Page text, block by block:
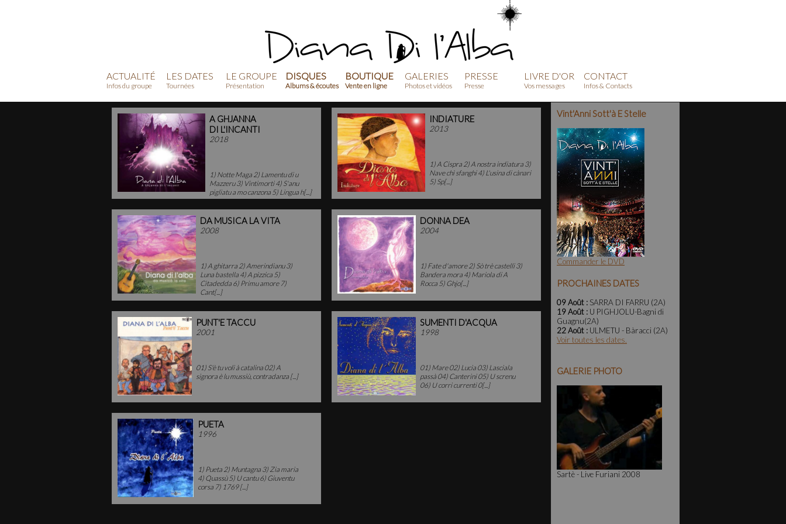
ACTUALITÉ
Infos du groupe
LES DATES
Tournées
LE GROUPE
Présentation
DISQUES
Albums & écoutes
BOUTIQUE
Vente en ligne
GALERIES
Photos et vidéos
PRESSE
Presse
LIVRE D'OR
Vos messages
CONTACT
Infos & Contacts
A GHJANNA
DI L'INCANTI
2018
1) Notte Maga 2) Lamentu di u
Mazzeru 3) Vintimorti 4) S'anu
pigliatu a mo canzona 5) Lingua h[...]
INDIATURE
2013
1) A Cispra 2) A nostra indiatura 3)
Nave chì sfanghi 4) L'usina di cànari
5) Sp[...]
DA MUSICA LA VITA
2008
1) A ghitarra 2) Amerindianu 3)
Luna bastella 4) A pizzica 5)
Citadedda 6) Primu amore 7)
Cant[...]
DONNA DEA
2004
1) Fate d'amore 2) Sò trè castelli 3)
Bandera mora 4) Mariola di A
Rocca 5) Ghjo[...]
PUNT'E TACCU
2001
01) S'è tu voli à catalina 02) A
signora è lu mussiù, contradanza [...]
SUMENTI D'ACQUA
1998
01) Mare 02) Lucia 03) Lasciala
passà 04) Canterini 05) U screnu
06) U corri currenti 0[...]
PUETA
1996
1) Pueta 2) Muntagna 3) Zia maria
4) Quassù 5) U cantu 6) Giuventu
corsa 7) 1769 [...]
Vint'Anni Sott'à E Stelle
Commander le DVD
PROCHAINES DATES
09 Août : SARRA DI FARRU (2A)
19 Août : U PIGHJOLU-Bagni di
Guagnu(2A)
22 Août : ULMETU - Bàracci (2A)
Voir toutes les dates.
GALERIE PHOTO
Sartè - Live Furiani 2008